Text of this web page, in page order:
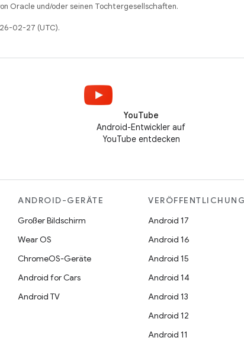
Oracle und/oder seinen Tochtergesellschaften.
02-27 (UTC).
YouTube
Android-Entwickler auf
YouTube entdecken
ANDROID-GERÄTE
Großer Bildschirm
Wear OS
ChromeOS-Geräte
Android for Cars
Android TV
Android 17
Android 16
Android 15
Android 14
Android 13
Android 12
Android 11